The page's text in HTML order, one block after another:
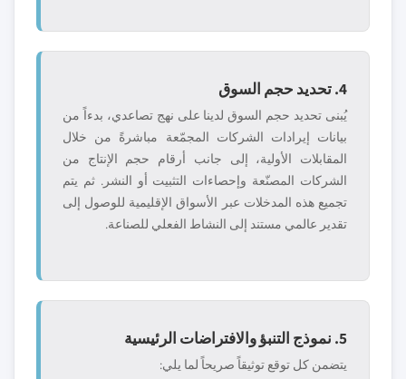
4. تحديد حجم السوق
يُبنى تحديد حجم السوق لدينا على نهج تصاعدي، بدءاً من
بيانات إيرادات الشركات المجمّعة مباشرةً من خلال
المقابلات الأولية، إلى جانب أرقام حجم الإنتاج من
الشركات المصنّعة وإحصاءات التثبيت أو النشر. ثم يتم
تجميع هذه المدخلات عبر الأسواق الإقليمية للوصول إلى
تقدير عالمي مستند إلى النشاط الفعلي للصناعة.
5. نموذج التنبؤ والافتراضات الرئيسية
يتضمن كل توقع توثيقاً صريحاً لما يلي: